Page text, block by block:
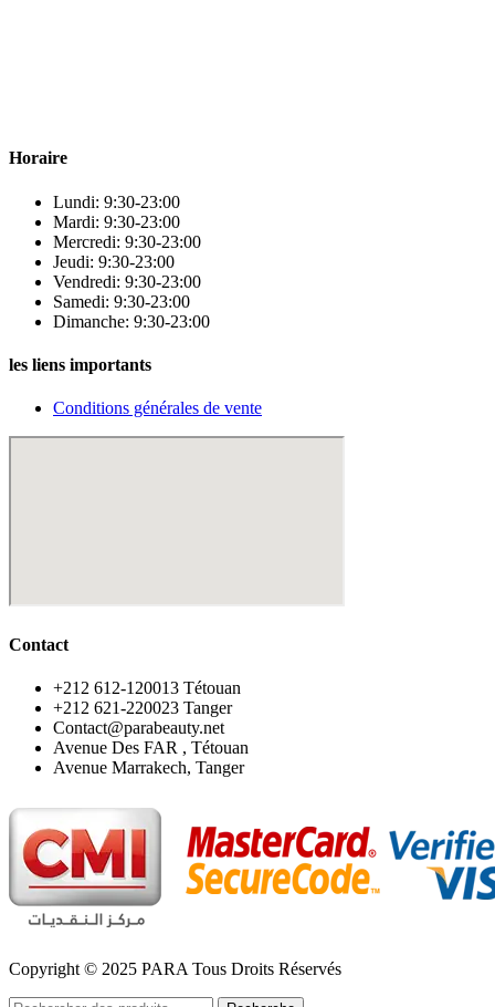
Horaire
Lundi: 9:30-23:00
Mardi: 9:30-23:00
Mercredi: 9:30-23:00
Jeudi: 9:30-23:00
Vendredi: 9:30-23:00
Samedi: 9:30-23:00
Dimanche: 9:30-23:00
les liens importants
Conditions générales de vente
Contact
‪+212 612-120013 Tétouan
‪+212 621-220023 Tanger
Contact@parabeauty.net
Avenue Des FAR , Tétouan
Avenue Marrakech, Tanger
Copyright © 2025 PARA Tous Droits Réservés